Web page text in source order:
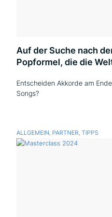
Auf der Suche nach
Popformel, die die
Entscheiden Akkorde am
Songs?
ALLGEMEIN, PARTNER, TIPPS